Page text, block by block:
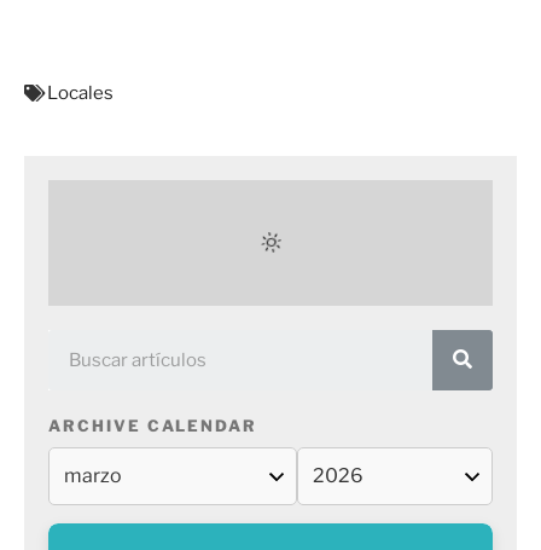
Locales
ARCHIVE CALENDAR